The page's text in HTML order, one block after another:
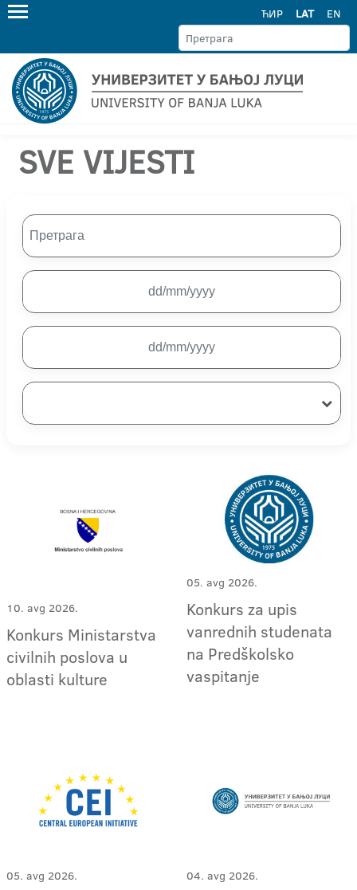
ЋИР LAT EN
SVE VIJESTI
10. avg 2026.
Konkurs Ministarstva
civilnih poslova u
oblasti kulture
05. avg 2026.
Konkurs za upis
vanrednih studenata
na Predškolsko
vaspitanje
05. avg 2026. 04. avg 2026.